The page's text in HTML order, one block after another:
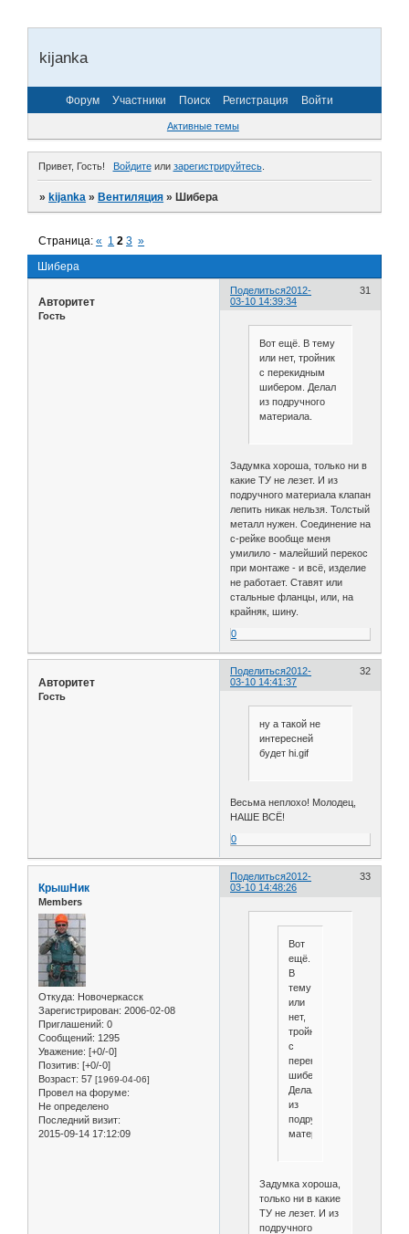
kijanka
Форум Участники Поиск Регистрация Войти
Активные темы
Привет, Гость! Войдитеили зарегистрируйтесь.
»kijanka »Вентиляция »Шибера
Шибера
Страница:« 1 2 3 »
Поделиться 31
2012-
03-10 14:39:34
Авторитет
Гость
Вот ещё. В тему
или нет, тройник
с перекидным
шибером. Делал
из подручного
материала.
Задумка хороша, только ни в
какие ТУ не лезет. И из
подручного материала клапан
лепить никак нельзя. Толстый
металл нужен. Соединение на
с-рейке вообще меня
умилило - малейший перекос
при монтаже - и всё, изделие
не работает. Ставят или
стальные фланцы, или, на
крайняк, шину.
0
Поделиться 32
2012-
03-10 14:41:37
Авторитет
Гость
ну а такой не
интересней
будет hi.gif
Весьма неплохо! Молодец,
НАШЕ ВСЁ!
0
Поделиться 33
2012-
03-10 14:48:26
КрышНик
Members
Откуда: Новочеркасск
Зарегистрирован: 2006-02-08
Приглашений: 0
Сообщений: 1295
Уважение: [+0/-0]
Позитив: [+0/-0]
Возраст: 57 [1969-04-06]
Провел на форуме:
Не определено
Последний визит:
2015-09-14 17:12:09
Вот
ещё.
В
тему
или
нет,
тройник
с
перекидным
шибером.
Делал
из
подручного
материала.
Задумка хороша,
только ни в какие
ТУ не лезет. И из
подручного